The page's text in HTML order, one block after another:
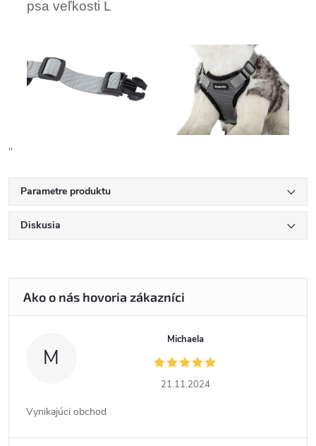
psa veľkosti L
"
Parametre produktu
Diskusia
M
Michaela
21.11.2024
Vynikajúci obchod